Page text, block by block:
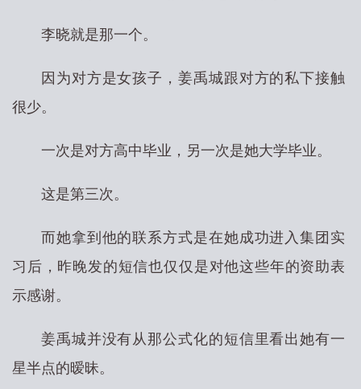
李晓就是那一个。
因为对方是女孩子，姜禹城跟对方的私下接触
很少。
一次是对方高中毕业，另一次是她大学毕业。
这是第三次。
而她拿到他的联系方式是在她成功进入集团实
习后，昨晚发的短信也仅仅是对他这些年的资助表
示感谢。
姜禹城并没有从那公式化的短信里看出她有一
星半点的暧昧。